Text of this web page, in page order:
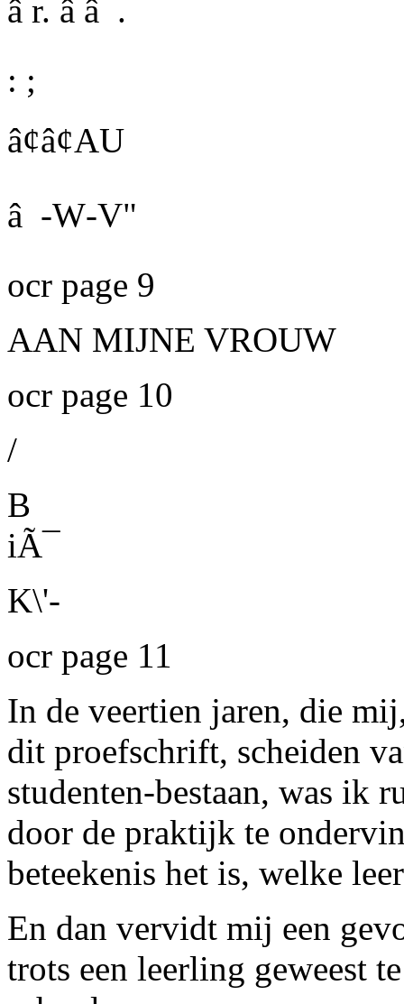
â r. â â .
: ;
â¢â¢AU
â -W-V"
ocr page 9
AAN MIJNE VROUW
ocr page 10
/
B
iÃ¯
K\'-
ocr page 11
In de veertien jaren, die
dit proefschrift, scheiden
studenten-bestaan, was ik
door de praktijk te
beteekenis het is, welke
En dan vervidt mij een
trots een leerling geweest